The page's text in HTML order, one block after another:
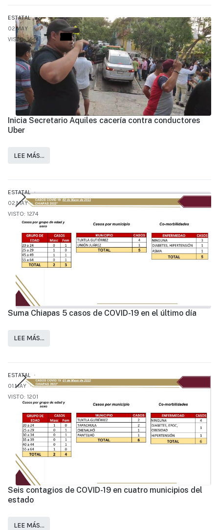
ESTATAL
02.MAY
VISTO: 1444
Inicia Secretario Aquiles cacería contra conductores
Uber
LEE MÁS…
ESTATAL
02.MAY
VISTO: 1274
Suma Chiapas 5 casos de COVID-19 en el último día
LEE MÁS…
ESTATAL
01.MAY
VISTO: 1201
Seis contagios de COVID-19 en cuatro municipios del
estado
LEE MÁS…